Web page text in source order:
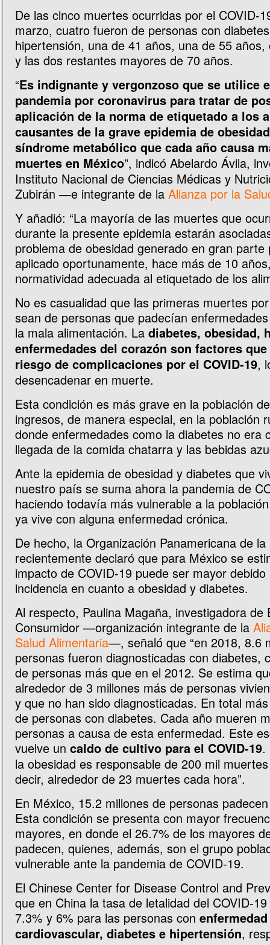
De las cinco muertes ocurridas por el COVID-
marzo, cuatro fueron de personas con
hipertensión, una de 41 años, una de 55
y las dos restantes mayores de 70 años.
“Es indignante y vergonzoso que se utilice
pandemia por coronavirus para tratar de
aplicación de la norma de etiquetado a los
causantes de la grave epidemia de
síndrome metabólico que cada año causa
muertes en México”, indicó Abelardo Ávila,
Instituto Nacional de Ciencias Médicas y
Zubirán —e integrante de la Alianza por la
Y añadió: “La mayoría de las muertes que
durante la presente epidemia estarán
problema de obesidad generado en gran parte
aplicado oportunamente, hace más de 10
normatividad adecuada al etiquetado de los
No es casualidad que las primeras muertes
sean de personas que padecían
la mala alimentación. La diabetes, obesidad,
enfermedades del corazón son factores
riesgo de complicaciones por el COVID-19,
desencadenar en muerte.
Esta condición es más grave en la población
ingresos, de manera especial, en la población
donde enfermedades como la diabetes no era
llegada de la comida chatarra y las bebidas
Ante la epidemia de obesidad y diabetes que
nuestro país se suma ahora la pandemia de
haciendo todavía más vulnerable a la
ya vive con alguna enfermedad crónica.
De hecho, la Organización Panamericana de
recientemente declaró que para México se
impacto de COVID-19 puede ser mayor
incidencia en cuanto a obesidad y diabetes.
Al respecto, Paulina Magaña, investigadora de
Consumidor —organización integrante de la
Salud Alimentaria—, señaló que “en 2018, 8.6
personas fueron diagnosticadas con diabetes,
de personas más que en el 2012. Se estima
alrededor de 3 millones más de personas
y que no han sido diagnosticadas. En total
de personas con diabetes. Cada año mueren
personas a causa de esta enfermedad. Este
vuelve un caldo de cultivo para el COVID-19.
la obesidad es responsable de 200 mil
decir, alrededor de 23 muertes cada hora”.
En México, 15.2 millones de personas
Esta condición se presenta con mayor
mayores, en donde el 26.7% de los mayores
padecen, quienes, además, son el grupo
vulnerable ante la pandemia de COVID-19.
El Chinese Center for Disease Control and
que en China la tasa de letalidad del COVID-
7.3% y 6% para las personas con enfermedad
cardiovascular, diabetes e hipertensión,